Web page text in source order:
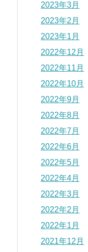
2023年3月
2023年2月
2023年1月
2022年12月
2022年11月
2022年10月
2022年9月
2022年8月
2022年7月
2022年6月
2022年5月
2022年4月
2022年3月
2022年2月
2022年1月
2021年12月